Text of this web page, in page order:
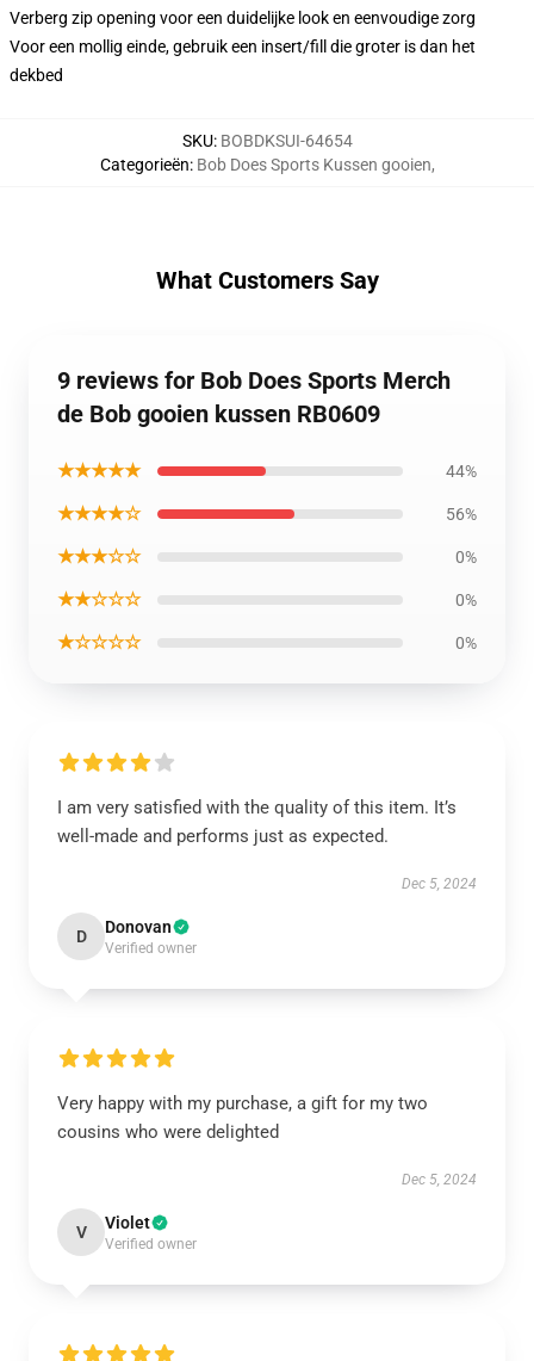
Verberg zip opening voor een duidelijke look en eenvoudige zorg
Voor een mollig einde, gebruik een insert/fill die groter is dan het
dekbed
SKU: BOBDKSUI-64654
Categorieën: Bob Does Sports Kussen gooien,
What Customers Say
9 reviews for Bob Does Sports Merch
de Bob gooien kussen RB0609
★★★★★ 44%
★★★★☆ 56%
★★★☆☆ 0%
★★☆☆☆ 0%
★☆☆☆☆ 0%
I am very satisfied with the quality of this item. It’s
well-made and performs just as expected.
Dec 5, 2024
D Donovan
Verified owner
Very happy with my purchase, a gift for my two
cousins who were delighted
Dec 5, 2024
V Violet
Verified owner